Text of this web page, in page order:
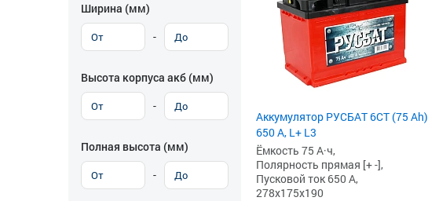
Ширина (мм)
-
Высота корпуса акб (мм)
-
Полная высота (мм)
-
Аккумулятор РУСБАТ 6СТ (75 Ah)
650 А, L+ L3
Ёмкость 75 А·ч,
Полярность прямая [+ -],
Пусковой ток 650 А,
278x175x190